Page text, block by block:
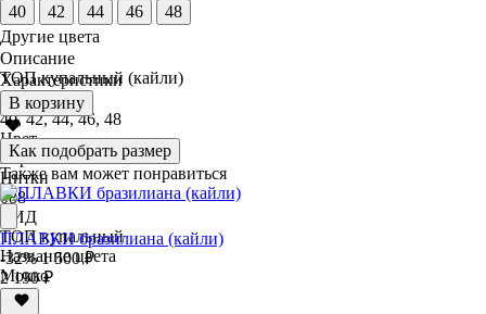
40
42 44 46
48
Другие цвета
Описание
ТОП купальный (кайли)
Характеристики
Размер
40, 42, 44, 46, 48
Цвет
Коричневый
Нитки
088
ВИД
ТОП купальный
Название цвета
Мокко
В корзину
Как подобрать размер
Также вам может понравиться
ПЛАВКИ бразилиана (кайли)
-32% 1 500 ₽
2 190 ₽